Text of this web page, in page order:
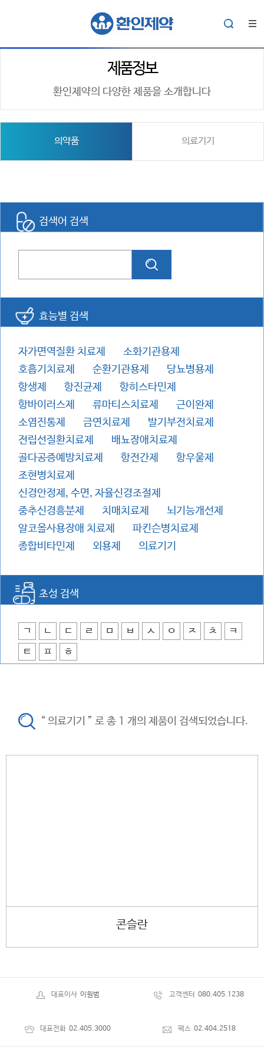
제품정보
환인제약의 다양한 제품을 소개합니다
의약품 의료기기
검색어 검색
효능별 검색
자가면역질환 치료제
소화기관용제
호흡기치료제
순환기관용제
당뇨병용제
항생제
항진균제
항히스타민제
항바이러스제
류마티스치료제
근이완제
소염진통제
금연치료제
발기부전치료제
전립선질환치료제
배뇨장애치료제
골다공증예방치료제
항전간제
항우울제
조현병치료제
신경안정제, 수면, 자율신경조절제
중추신경흥분제
치매치료제
뇌기능개선제
알코올사용장애 치료제
파킨슨병치료제
종합비타민제
외용제 의료기기
초성 검색
ㄱ ㄴ ㄷ ㄹ ㅁ ㅂ ㅅ ㅇ ㅈ ㅊ
ㅋ
ㅌ
ㅍ ㅎ
“ 의료기기 ” 로 총 1 개의 제품이 검색되었습니다.
콘슬란
대표이사 이원범 고객센터 080.405.1238
대표전화 02.405.3000 팩스 02.404.2518